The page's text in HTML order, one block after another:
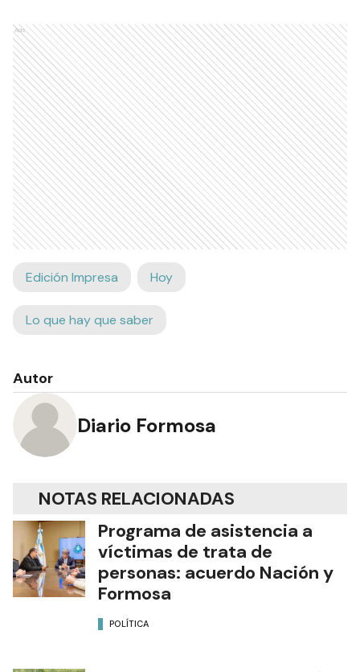
Ads
Edición Impresa Hoy
Lo que hay que saber
Autor
Diario Formosa
NOTAS RELACIONADAS
Programa de asistencia a
víctimas de trata de
personas: acuerdo Nación y
Formosa
POLÍTICA